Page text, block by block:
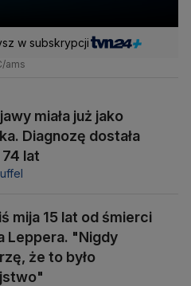
w subskrypcji
ams
miała już jako
Diagnozę dostała
lat
mija 15 lat od śmierci
Leppera. "Nigdy
że to było